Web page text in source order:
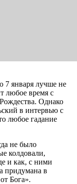
7 января лучше не
любое время с
Однако
в интервью с
любое гадание
не было
колдовали,
и как, с ними
придумана в
Бога».